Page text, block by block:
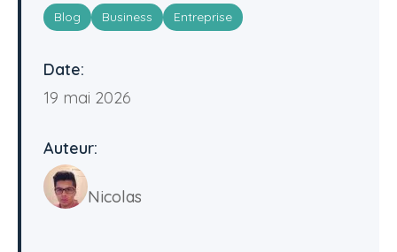
Blog Business Entreprise
Date:
19 mai 2026
Auteur:
Nicolas